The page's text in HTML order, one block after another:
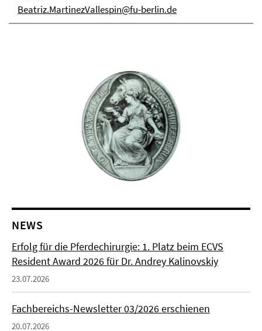
Beatriz.MartinezVallespin@fu-berlin.de
NEWS
Erfolg für die Pferdechirurgie: 1. Platz beim ECVS
Resident Award 2026 für Dr. Andrey Kalinovskiy
23.07.2026
Fachbereichs-Newsletter 03/2026 erschienen
20.07.2026